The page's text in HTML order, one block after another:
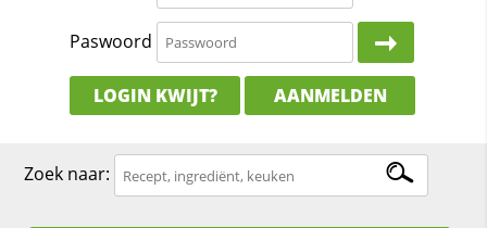
Paswoord
LOGIN KWIJT? AANMELDEN
Zoek naar: